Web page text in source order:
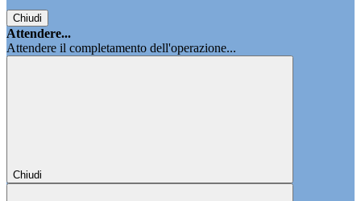
Chiudi
Attendere...
Attendere il completamento dell'operazione...
Chiudi